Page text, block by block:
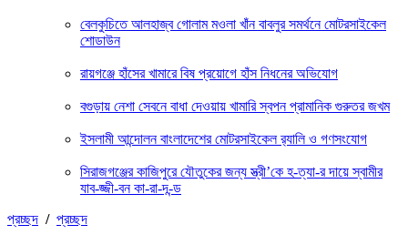
বেলকুচিতে আলহাজ্ব গোলাম মওলা খাঁন বাবলুর সমর্থনে মোটরসাইকেল
শোডাউন
রায়গঞ্জে হাঁসের খামারে বিষ প্রয়োগে হাঁস নিধনের অভিযোগ
বগুড়ায় নেশা সেবনে বাধা দেওয়ায় খামারি স্বপন প্রামানিক গুরুতর জখম
ইসলামী আন্দোলন বাংলাদেশের মোটরসাইকেল র‍্যালি ও গণসংযোগ
সিরাজগঞ্জের কাজিপুরে যৌতুকের জন্য স্ত্রী’কে হ-ত্যা-র দায়ে স্বামীর
যাব-জ্জী-বন কা-রা-দ-ন্ড
প্রচ্ছদ / প্রচ্ছদ